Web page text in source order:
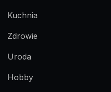
Kuchnia
Zdrowie
Uroda
Hobby